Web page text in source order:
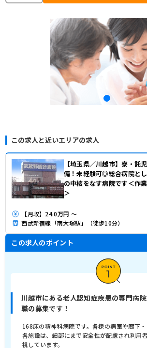
この求人と近いエリアの求人
【埼玉県／川越市】寮・託
備！未経験可◎総合病院と
の中核をなす病院です＜作
＞
【月収】24.0万円 ～
西武新宿線「南大塚駅」（徒歩10分）
この求人のポイント
川越市にある老人認知症疾患の専門病
職の募集です！
168床の精神科病院です。各棟の病室や廊下
各施設は、細部にまで安全性が配慮され利用
視しています。